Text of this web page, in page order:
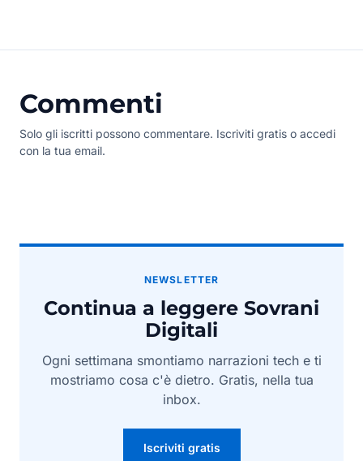
Commenti
Solo gli iscritti possono commentare. Iscriviti gratis o accedi
con la tua email.
NEWSLETTER
Continua a leggere Sovrani
Digitali
Ogni settimana smontiamo narrazioni tech e ti
mostriamo cosa c'è dietro. Gratis, nella tua
inbox.
Iscriviti gratis